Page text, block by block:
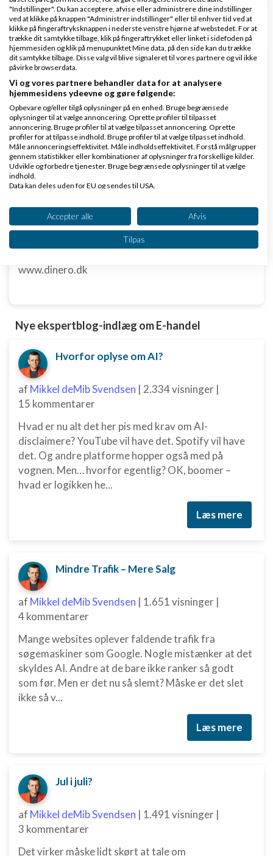
Klar lønnen med Danløn
Lav løn på et øjeblik–nemt, sikkert
og billigt. Opret gratis konto.
www.danlon.dk/
Køb en virksomhed
Køb en virksomhed med
kunder og omsætning hos Saxis
www.saxis.dk
Dinero Regnskabsprogram
Opret nemt og hurtigt fakturaer
www.dinero.dk
Nye ekspertblog-indlæg om E-handel
Hvorfor oplyse om AI?
af Mikkel deMib Svendsen | 2.334 visninger |
15 kommentarer
Hvad er nu alt det her pis med krav om AI-
disclaimere? YouTube vil have det. Spotify vil have
det. Og andre platforme hopper også med på
vognen. Men… hvorfor egentlig? OK, boomer –
hvad er logikken he...
Læs mere
Mindre Trafik – Mere Salg
af Mikkel deMib Svendsen | 1.651 visninger |
4 kommentarer
Mange websites oplever faldende trafik fra
søgemaskiner som Google. Nogle mistænker at det
skyldes AI. Andre at de bare ikke ranker så godt
som før. Men er det nu så slemt? Måske er det slet
ikke så v...
Læs mere
Jul i juli?
af Mikkel deMib Svendsen | 1.491 visninger |
3 kommentarer
Det virker måske lidt skørt at tale om
"Indstillinger". Du kan acceptere, afvise eller administrere dine indstillinger
ved at klikke på knappen "Administrer indstillinger" eller til enhver tid ved at
klikke på fingeraftryksknappen i nederste venstre hjørne af webstedet. For at
trække dit samtykke tilbage, klik på fingeraftrykket eller linket i sidefoden på
hjemmesiden og klik på menupunktet Mine data, på den side kan du trække
dit samtykke tilbage. Disse valg vil blive signaleret til vores partnere og vil ikke
påvirke browserdata.
Vi og vores partnere behandler data for at analysere
hjemmesidens ydeevne og gøre følgende:
Opbevare og/eller tilgå oplysninger på en enhed. Bruge begrænsede
oplysninger til at vælge annoncering. Oprette profiler til tilpasset
annoncering. Bruge profiler til at vælge tilpasset annoncering. Oprette
profiler for at tilpasse indhold. Bruge profiler til at vælge tilpasset indhold.
Måle annonceringseffektivitet. Måle indholdseffektivitet. Forstå målgrupper
gennem statistikker eller kombinationer af oplysninger fra forskellige kilder.
Udvikle og forbedre tjenester. Bruge begrænsede oplysninger til at vælge
indhold.
Data kan deles uden for EU og sendes til USA.
Se partnerliste (2 IAB-leverandører)
Vi bruger dine data til følgende formål:
IAB's behandlingsformål:
Opbevare og/eller tilgå oplysninger på en
enhed
Bruge profiler til at vælge tilpasset
annoncering
Oprette profiler for at tilpasse indhold
Bruge profiler til at vælge tilpasset indhold
Måle annonceringseffektivitet
Måle indholdseffektivitet
kombinationer af oplysninger fra forskellige
Bruge begrænsede oplysninger til at vælge
indhold
IAB Special Features:
Bruge præcise geografiske
Identificere enheder baseret på aktivt
anmodede oplysninger
Ikke-IAB-behandlingsformål:
Nødvendig
Annoncering / marketing
Accepter alle Afvis
Tilpas